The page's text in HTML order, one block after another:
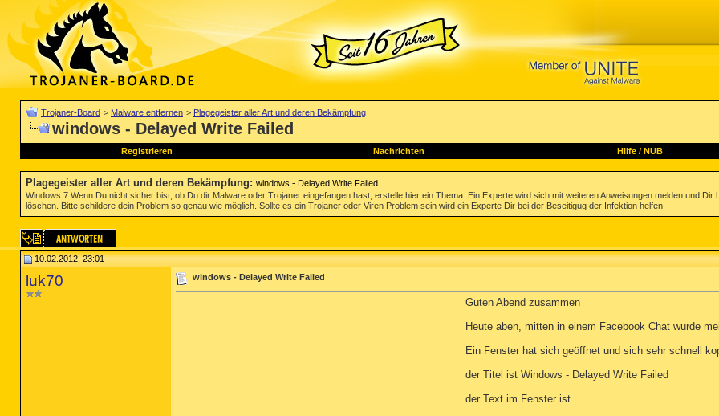
Trojaner-Board > Malware entfernen > Plagegeister aller Art und deren Bekämpfung
windows - Delayed Write Failed
Registrieren Nachrichten Hilfe/ NUB
Plagegeister aller Art und deren Bekämpfung: windows - Delayed Write Failed
Windows 7 Wenn Du nicht sicher bist, ob Du dir Malware oder Trojaner eingefangen hast, erstelle hier ein Thema. Ein Experte wird sich mit weiteren Anweisungen melden und
löschen. Bitte schildere dein Problem so genau wie möglich. Sollte es ein Trojaner oder Viren Problem sein wird ein Experte Dir bei der Beseitigug der Infektion helfen.
10.02.2012, 23:01
luk70 windows - Delayed Write Failed
Guten Abend zusammen
Heute aben, mitten in einem Facebook Chat wurde
Ein Fenster hat sich geöffnet und sich sehr schnell
der Titel ist Windows - Delayed Write Failed
der Text im Fenster ist